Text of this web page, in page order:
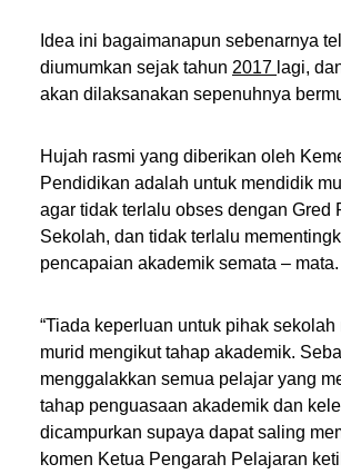
Idea ini bagaimanapun sebenarnya
diumumkan sejak tahun 2017 lagi,
akan dilaksanakan sepenuhnya
Hujah rasmi yang diberikan oleh
Pendidikan adalah untuk mendidik
agar tidak terlalu obses dengan Gred
Sekolah, dan tidak terlalu
pencapaian akademik semata – mata.
“Tiada keperluan untuk pihak
murid mengikut tahap akademik.
menggalakkan semua pelajar yang
tahap penguasaan akademik dan
dicampurkan supaya dapat saling
komen Ketua Pengarah Pelajaran